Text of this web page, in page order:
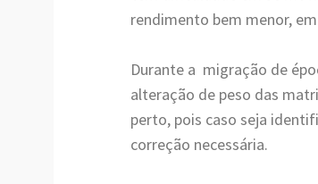
rendimento bem menor,
Durante a migração de
alteração de peso das
perto, pois caso seja
correção necessária.